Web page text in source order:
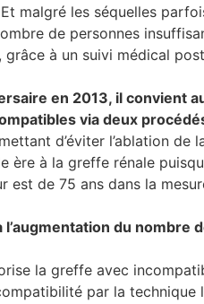
malgré les séquelles
de personnes
à un suivi médical
en 2013, il convient
via deux
d’éviter l’ablation de
ère à la greffe rénale
de 75 ans dans la
du nombre
la greffe avec
par la technique